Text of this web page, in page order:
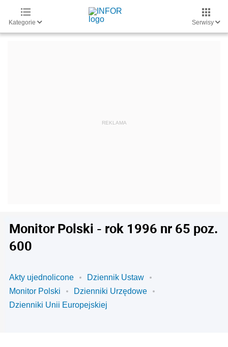
Kategorie Serwisy
Monitor Polski - rok 1996 nr 65 poz.
600
Akty ujednolicone
Dziennik Ustaw
Monitor Polski
Dzienniki Urzędowe
Dzienniki Unii Europejskiej